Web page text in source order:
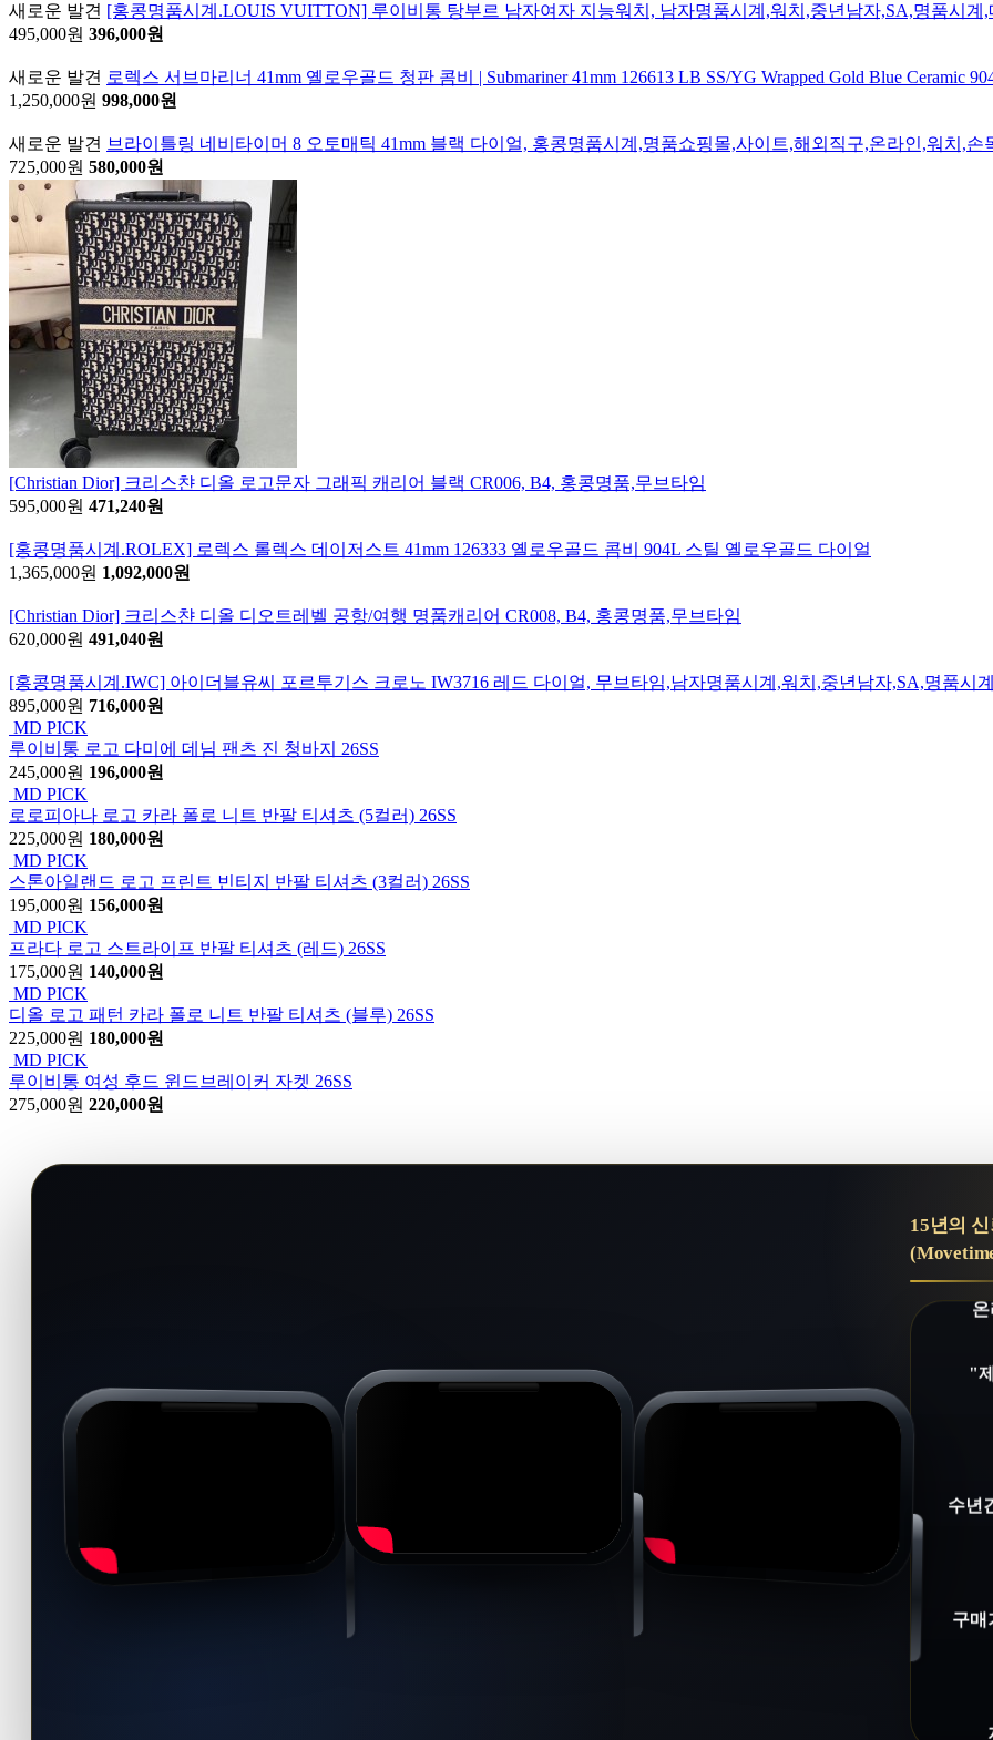
새로운 발견 [홍콩명품시계.LOUIS VUITTON] 루이비통 탕부르 남자여자 지능워치, 남자명품시계,워치,중년남자,SA,명품시계,
495,000원 396,000원
새로운 발견 로렉스 서브마리너 41mm 옐로우골드 청판 콤비 | Submariner 41mm 126613 LB SS/YG Wrapped Gold Blue Ceramic
1,250,000원 998,000원
새로운 발견 브라이틀링 네비타이머 8 오토매틱 41mm 블랙 다이얼, 홍콩명품시계,명품쇼핑몰,사이트,해외직구,온라인,워치,손
725,000원 580,000원
[Christian Dior] 크리스챤 디올 로고문자 그래픽 캐리어 블랙 CR006, B4, 홍콩명품,무브타임
595,000원 471,240원
[홍콩명품시계.ROLEX] 로렉스 롤렉스 데이저스트 41mm 126333 옐로우골드 콤비 904L 스틸 옐로우골드 다이얼
1,365,000원 1,092,000원
[Christian Dior] 크리스챤 디올 디오트레벨 공항/여행 명품캐리어 CR008, B4, 홍콩명품,무브타임
620,000원 491,040원
[홍콩명품시계.IWC] 아이더블유씨 포르투기스 크로노 IW3716 레드 다이얼, 무브타임,남자명품시계,워치,중년남자,SA,명품시
895,000원 716,000원
MD PICK
루이비통 로고 다미에 데님 팬츠 진 청바지 26SS
245,000원 196,000원
MD PICK
로로피아나 로고 카라 폴로 니트 반팔 티셔츠 (5컬러) 26SS
225,000원 180,000원
MD PICK
스톤아일랜드 로고 프린트 빈티지 반팔 티셔츠 (3컬러) 26SS
195,000원 156,000원
MD PICK
프라다 로고 스트라이프 반팔 티셔츠 (레드) 26SS
175,000원 140,000원
MD PICK
디올 로고 패턴 카라 폴로 니트 반팔 티셔츠 (블루) 26SS
225,000원 180,000원
MD PICK
루이비통 여성 후드 윈드브레이커 자켓 26SS
275,000원 220,000원
15년의
그 모
"
수
구